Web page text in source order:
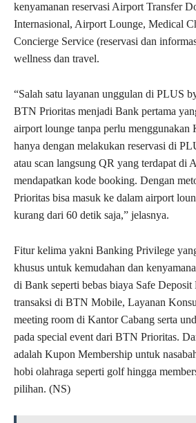
kenyamanan reservasi Airport Transfer
Internasional, Airport Lounge, Medical
Concierge Service (reservasi dan
wellness dan travel.
“Salah satu layanan unggulan di PLUS
BTN Prioritas menjadi Bank pertama
airport lounge tanpa perlu menggunakan
hanya dengan melakukan reservasi di
atau scan langsung QR yang terdapat di
mendapatkan kode booking. Dengan
Prioritas bisa masuk ke dalam airport
kurang dari 60 detik saja,” jelasnya.
Fitur kelima yakni Banking Privilege
khusus untuk kemudahan dan
di Bank seperti bebas biaya Safe Deposit
transaksi di BTN Mobile, Layanan
meeting room di Kantor Cabang serta
pada special event dari BTN Prioritas.
adalah Kupon Membership untuk
hobi olahraga seperti golf hingga
pilihan. (NS)